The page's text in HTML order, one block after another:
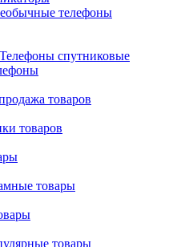
телефоны
Телефоны спутниковые
товаров
товаров
товары
товары